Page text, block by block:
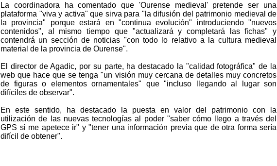
La coordinadora ha comentado que 'Ourense medieval' pretende ser una
plataforma "viva y activa" que sirva para "la difusión del patrimonio medieval de
la provincia" porque estará en "continua evolución" introduciendo "nuevos
contenidos", al mismo tiempo que "actualizará y completará las fichas" y
contendrá un sección de noticias "con todo lo relativo a la cultura medieval
material de la provincia de Ourense".
El director de Agadic, por su parte, ha destacado la "calidad fotográfica" de la
web que hace que se tenga "un visión muy cercana de detalles muy concretos
de figuras o elementos ornamentales" que "incluso llegando al lugar son
difíciles de observar".
En este sentido, ha destacado la puesta en valor del patrimonio con la
utilización de las nuevas tecnologías al poder "saber cómo llego a través del
GPS si me apetece ir" y "tener una información previa que de otra forma sería
difícil de obtener".